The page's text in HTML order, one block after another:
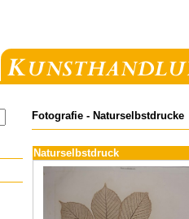
Fotografie - Naturselbstdrucke
Naturselbstdruck